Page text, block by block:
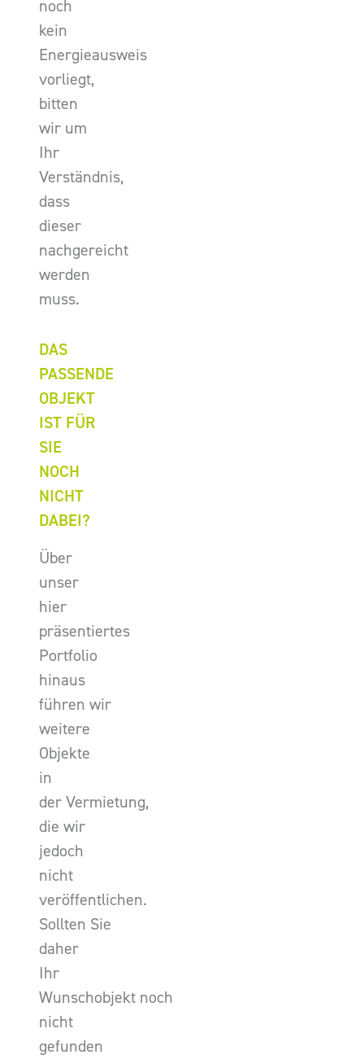
noch
kein
Energieausweis
vorliegt,
bitten
wir um
Ihr
Verständnis,
dass
dieser
nachgereicht
werden
muss.
DAS
PASSENDE
OBJEKT
IST FÜR
SIE
NOCH
NICHT
DABEI?
Über
unser
hier
präsentiertes
Portfolio
hinaus
führen wir
weitere
Objekte
in
der Vermietung,
die wir
jedoch
nicht
veröffentlichen.
Sollten Sie
daher
Ihr
Wunschobjekt noch
nicht
gefunden